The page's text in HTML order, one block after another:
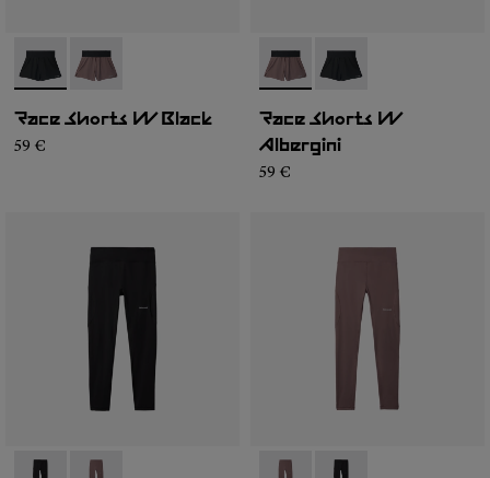
- N1CWRS2-001- N1CWRS2-002
Race Shorts W Black
59 €
- N1CWRS2-002- N1CWRS2-001
Race Shorts W
Albergini
59 €